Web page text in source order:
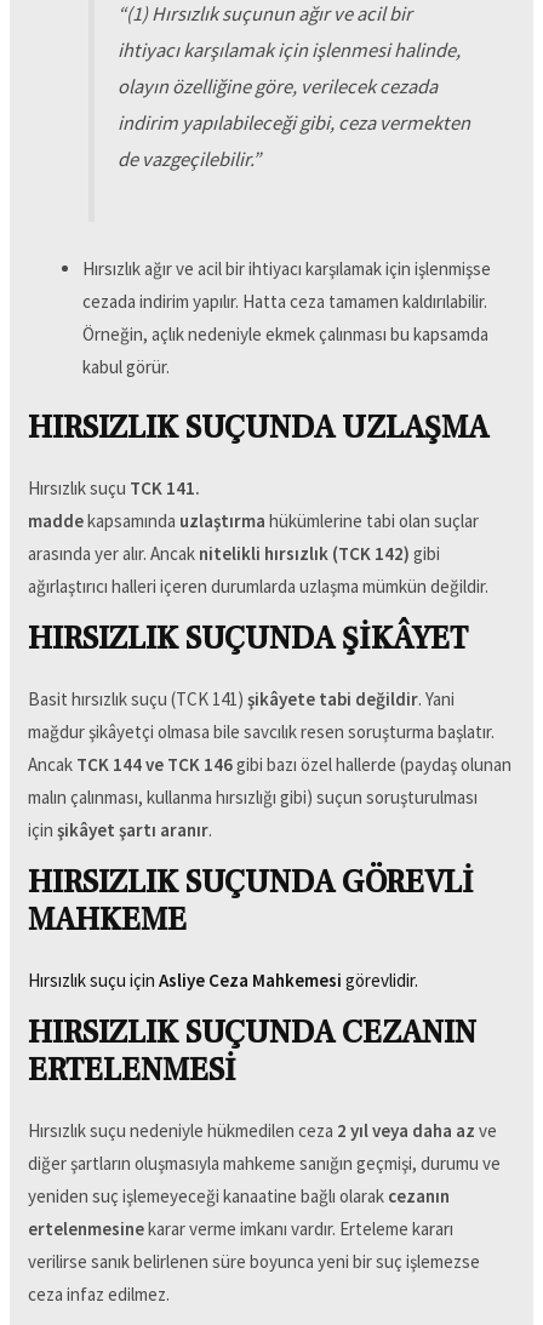
“(1) Hırsızlık suçunun ağır ve acil bir
ihtiyacı karşılamak için işlenmesi halinde,
olayın özelliğine göre, verilecek cezada
indirim yapılabileceği gibi, ceza vermekten
de vazgeçilebilir.”
Hırsızlık ağır ve acil bir ihtiyacı karşılamak için işlenmişse
cezada indirim yapılır. Hatta ceza tamamen kaldırılabilir.
Örneğin, açlık nedeniyle ekmek çalınması bu kapsamda
kabul görür.
HIRSIZLIK SUÇUNDA UZLAŞMA
Hırsızlık suçu TCK 141.
maddekapsamında uzlaştırma hükümlerine tabi olan suçlar
arasında yer alır. Ancak nitelikli hırsızlık (TCK 142) gibi
ağırlaştırıcı halleri içeren durumlarda uzlaşma mümkün değildir.
HIRSIZLIK SUÇUNDA ŞİKÂYET
Basit hırsızlık suçu (TCK 141)şikâyete tabi değildir. Yani
mağdur şikâyetçi olmasa bile savcılık resen soruşturma başlatır.
Ancak TCK 144 ve TCK 146gibi bazı özel hallerde (paydaş olunan
malın çalınması, kullanma hırsızlığı gibi) suçun soruşturulması
içinşikâyet şartı aranır.
HIRSIZLIK SUÇUNDA GÖREVLİ
MAHKEME
Hırsızlık suçu içinAsliye Ceza Mahkemesi görevlidir.
HIRSIZLIK SUÇUNDA CEZANIN
ERTELENMESİ
Hırsızlık suçu nedeniyle hükmedilen ceza 2 yıl veya daha az ve
diğer şartların oluşmasıyla mahkeme sanığın geçmişi, durumu ve
yeniden suç işlemeyeceği kanaatine bağlı olarak cezanın
ertelenmesinekarar verme imkanı vardır. Erteleme kararı
verilirse sanık belirlenen süre boyunca yeni bir suç işlemezse
ceza infaz edilmez.